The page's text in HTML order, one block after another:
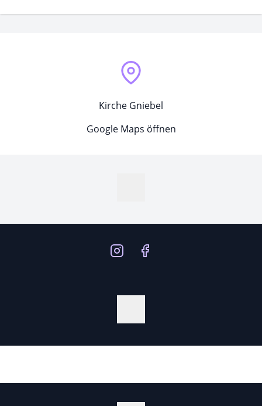
Kirche Gniebel
Google Maps öffnen